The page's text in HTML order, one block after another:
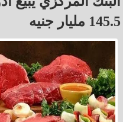
145.5 مليار جنيه